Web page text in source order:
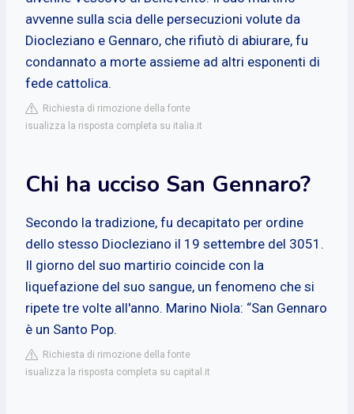
avvenne sulla scia delle persecuzioni volute da
Diocleziano e Gennaro, che rifiutò di abiurare, fu
condannato a morte assieme ad altri esponenti di
fede cattolica.
Richiesta di rimozione della fonte
isualizza la risposta completa su italia.it
Chi ha ucciso San Gennaro?
Secondo la tradizione, fu decapitato per ordine
dello stesso Diocleziano il 19 settembre del 3051.
Il giorno del suo martirio coincide con la
liquefazione del suo sangue, un fenomeno che si
ripete tre volte all'anno. Marino Niola: “San Gennaro
è un Santo Pop.
Richiesta di rimozione della fonte
isualizza la risposta completa su capital.it